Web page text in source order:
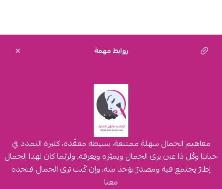
روابط مهمة
مفاهيم الجمال سهلة ممتنعة، بسيطة معقّدة، كثيرة التمدد في
حياتنا وكُل ذا عين يرى الجمال ويميّزه ويعرفه، ولربّما كان لهذا الجمال
إطارٌ يجتمع فيه ومصدرٌ يؤخذ منه، وإن كُنت ترى الجمال فتجده
معنا